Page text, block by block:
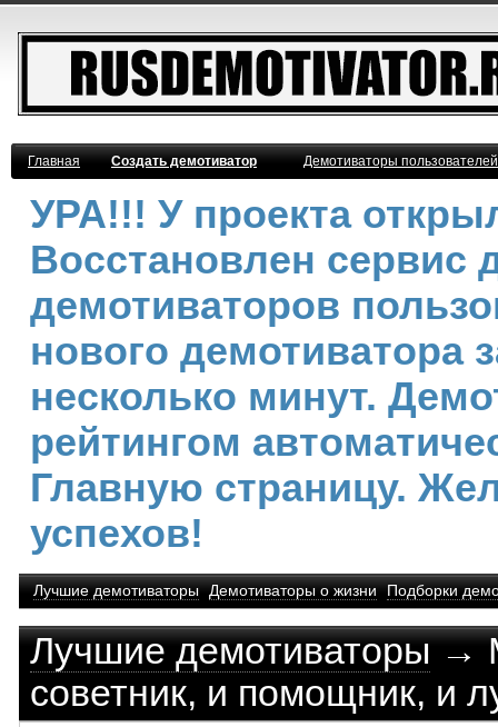
Главная Создать демотиватор Демотиваторы
УРА!!! У проекта
Восстановлен сервис
демотиваторов
нового демотиватора
несколько минут.
рейтингом
Главную страницу.
успехов!
Лучшие демотиваторы Демотиваторы о жизни Подборки
Лучшие демотиваторы→
советник, и помощник, и